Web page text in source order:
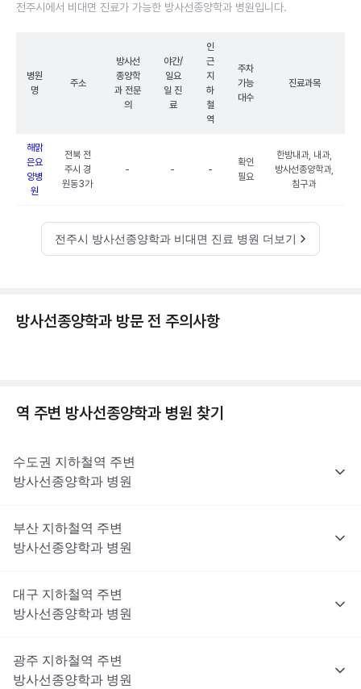
전주시에서 비대면 진료가 가능한 방사선종양학과 병원입니다.
병원
명
주소
방사선
종양학
과 전문
의
야간/
일요
일 진
료
인
근
지
하
철
역
주차
가능
대수
진료과목
해맑
은요
양병
원
전북 전
주시 경
원동3가
- - -
확인
필요
한방내과, 내과,
방사선종양학과,
침구과
전주시 방사선종양학과 비대면 진료 병원 더보기
방사선종양학과 방문 전 주의사항
역 주변 방사선종양학과 병원 찾기
수도권 지하철역 주변
방사선종양학과 병원
부산 지하철역 주변
방사선종양학과 병원
대구 지하철역 주변
방사선종양학과 병원
광주 지하철역 주변
방사선종양학과 병원